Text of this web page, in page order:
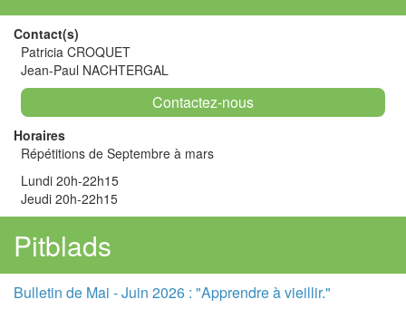
Contact(s)
Patricia CROQUET
Jean-Paul NACHTERGAL
Contactez-nous
Horaires
Répétitions de Septembre à mars
Lundi 20h-22h15
Jeudi 20h-22h15
Pitblads
Bulletin de Mai - Juin 2026 : "Apprendre à vieillir."